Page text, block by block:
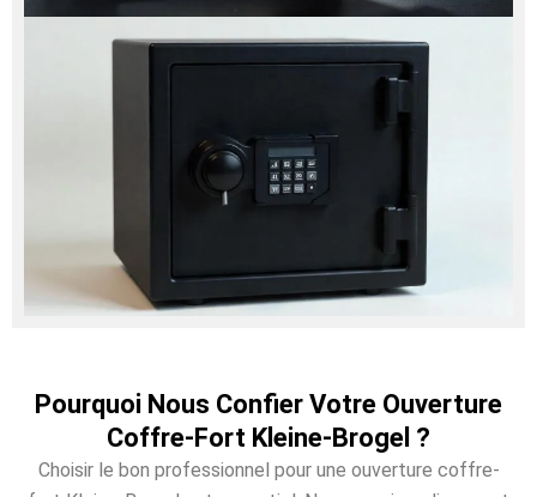
Pourquoi Nous Confier Votre Ouverture
Coffre-Fort Kleine-Brogel ?
Choisir le bon professionnel pour une ouverture coffre-